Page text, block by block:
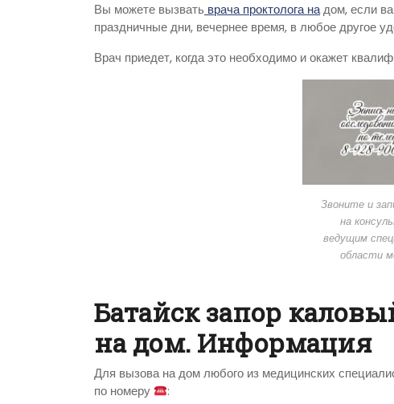
Вы можете вызвать врача проктолога надом, если
праздничные дни, вечернее время, в любое другое
Врач приедет, когда это необходимо и окажет
Звоните и
на
ведущим
области
Батайск запор
на дом. Информация
Для вызова на дом любого из медицинских
по номеру
: